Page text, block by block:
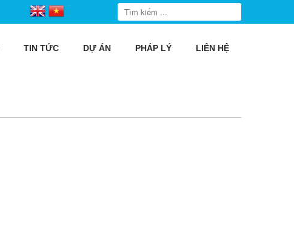
TIN TỨC DỰ ÁN PHÁP LÝ LIÊN HỆ